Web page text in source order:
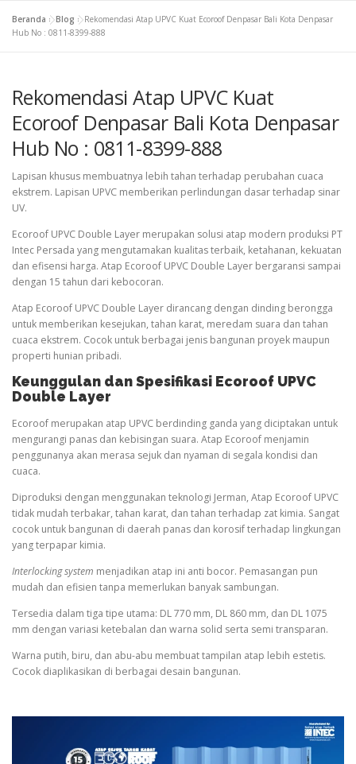
Beranda »Blog »Rekomendasi Atap UPVC Kuat Ecoroof Denpasar Bali Kota Denpasar
Hub No : 0811-8399-888
Rekomendasi Atap UPVC Kuat
Ecoroof Denpasar Bali Kota Denpasar
Hub No : 0811-8399-888
Lapisan khusus membuatnya lebih tahan terhadap perubahan cuaca
ekstrem. Lapisan UPVC memberikan perlindungan dasar terhadap sinar
UV.
Ecoroof UPVC Double Layer merupakan solusi atap modern produksi PT
Intec Persada yang mengutamakan kualitas terbaik, ketahanan, kekuatan
dan efisensi harga. Atap Ecoroof UPVC Double Layer bergaransi sampai
dengan 15 tahun dari kebocoran.
Atap Ecoroof UPVC Double Layer dirancang dengan dinding berongga
untuk memberikan kesejukan, tahan karat, meredam suara dan tahan
cuaca ekstrem. Cocok untuk berbagai jenis bangunan proyek maupun
properti hunian pribadi.
Keunggulan dan Spesifikasi Ecoroof UPVC
Double Layer
Ecoroof merupakan atap UPVC berdinding ganda yang diciptakan untuk
mengurangi panas dan kebisingan suara. Atap Ecoroof menjamin
penggunanya akan merasa sejuk dan nyaman di segala kondisi dan
cuaca.
Diproduksi dengan menggunakan teknologi Jerman, Atap Ecoroof UPVC
tidak mudah terbakar, tahan karat, dan tahan terhadap zat kimia. Sangat
cocok untuk bangunan di daerah panas dan korosif terhadap lingkungan
yang terpapar kimia.
Interlocking system menjadikan atap ini anti bocor. Pemasangan pun
mudah dan efisien tanpa memerlukan banyak sambungan.
Tersedia dalam tiga tipe utama: DL 770 mm, DL 860 mm, dan DL 1075
mm dengan variasi ketebalan dan warna solid serta semi transparan.
Warna putih, biru, dan abu-abu membuat tampilan atap lebih estetis.
Cocok diaplikasikan di berbagai desain bangunan.